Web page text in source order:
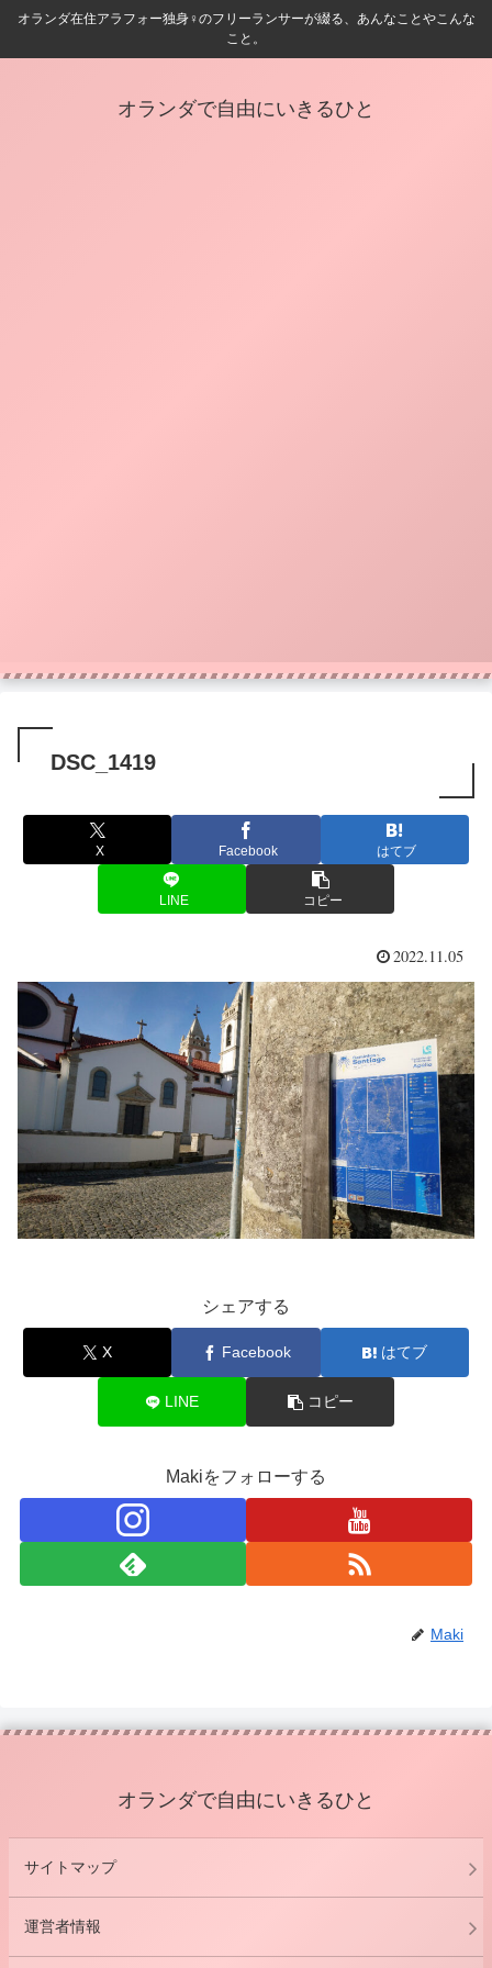
オランダ在住アラフォー独身♀️のフリーランサーが綴る、あんなことやこんな
こと。
オランダで自由にいきるひと
DSC_1419
X Facebook はてブ
LINE コピー
2022.11.05
シェアする
X Facebook はてブ
LINE コピー
Makiをフォローする
Maki
オランダで自由にいきるひと
サイトマップ
運営者情報